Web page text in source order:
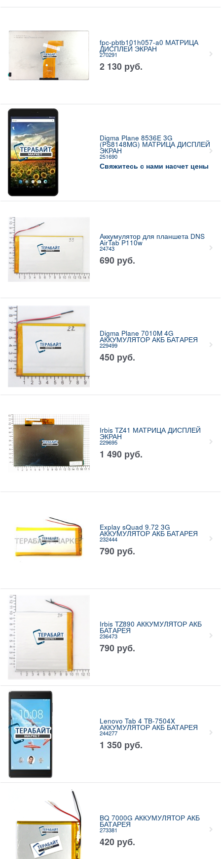
fpc-pbtb101h057-a0 МАТРИЦА
ДИСПЛЕЙ ЭКРАН
270291
2 130 руб.
Digma Plane 8536E 3G
(PS8148MG) МАТРИЦА ДИСПЛЕЙ
ЭКРАН
251690
Свяжитесь с нами насчет цены
Аккумулятор для планшета DNS
AirTab P110w
24743
690 руб.
Digma Plane 7010M 4G
АККУМУЛЯТОР АКБ БАТАРЕЯ
229499
450 руб.
Irbis TZ41 МАТРИЦА ДИСПЛЕЙ
ЭКРАН
229695
1 490 руб.
Explay sQuad 9.72 3G
АККУМУЛЯТОР АКБ БАТАРЕЯ
232444
790 руб.
Irbis TZ890 АККУМУЛЯТОР АКБ
БАТАРЕЯ
236473
790 руб.
Lenovo Tab 4 TB-7504X
АККУМУЛЯТОР АКБ БАТАРЕЯ
244277
1 350 руб.
BQ 7000G АККУМУЛЯТОР АКБ
БАТАРЕЯ
273381
420 руб.